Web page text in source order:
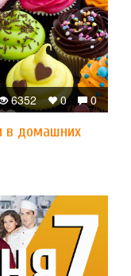
0
0
6352
в домашних